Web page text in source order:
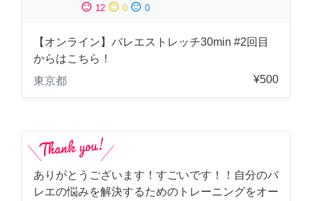
sentiment_satisfied 12 sentiment_neutral 0 sentiment_dissatisfied 0
【オンライン】バレエストレッチ30min #2回目
からはこちら！
東京都
¥500
ありがとうございます！すごいです！！自分のバ
レエの悩みを解決するためのトレーニングをオー